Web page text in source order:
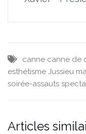
canne canne de
esthétisme Jussieu
soirée-assauts
Articles